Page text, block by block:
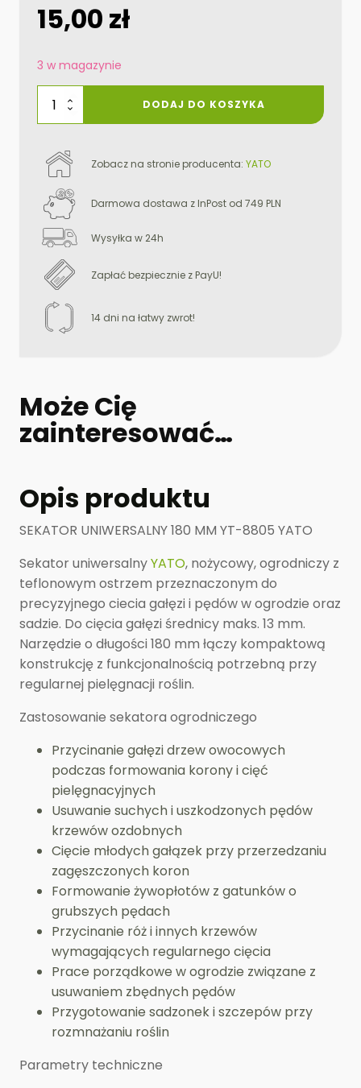
15,00 zł
3 w magazynie
ilość
Sekator
YT-
8805
YATO
DODAJ DO KOSZYKA
Zobacz na stronie producenta: YATO
Darmowa dostawa z InPost od 749 PLN
Wysyłka w 24h
Zapłać bezpiecznie z PayU!
14 dni na łatwy zwrot!
Może Cię
zainteresować…
Opis produktu
SEKATOR UNIWERSALNY 180 MM YT-8805 YATO
Sekator uniwersalnyYATO, nożycowy, ogrodniczy z
teflonowym ostrzem przeznaczonym do
precyzyjnego ciecia gałęzi i pędów w ogrodzie oraz
sadzie. Do cięcia gałęzi średnicy maks. 13 mm.
Narzędzie o długości 180 mm łączy kompaktową
konstrukcję z funkcjonalnością potrzebną przy
regularnej pielęgnacji roślin.
Zastosowanie sekatora ogrodniczego
Przycinanie gałęzi drzew owocowych
podczas formowania korony i cięć
pielęgnacyjnych
Usuwanie suchych i uszkodzonych pędów
krzewów ozdobnych
Cięcie młodych gałązek przy przerzedzaniu
zagęszczonych koron
Formowanie żywopłotów z gatunków o
grubszych pędach
Przycinanie róż i innych krzewów
wymagających regularnego cięcia
Prace porządkowe w ogrodzie związane z
usuwaniem zbędnych pędów
Przygotowanie sadzonek i szczepów przy
rozmnażaniu roślin
Parametry techniczne